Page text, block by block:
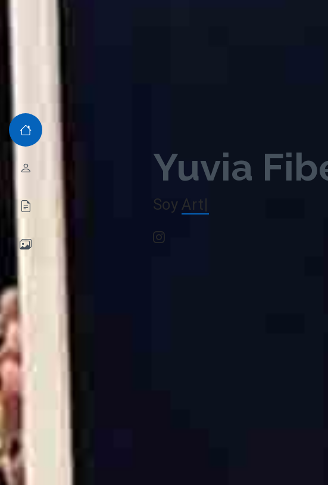
Yuvia
Soy Artista Tex